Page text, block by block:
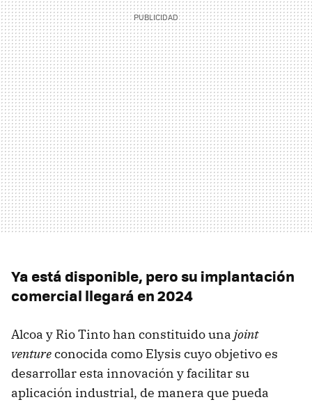
Ya está disponible, pero su implantación
comercial llegará en 2024
Alcoa y Rio Tinto han constituido una joint
ventureconocida como Elysis cuyo objetivo es
desarrollar esta innovación y facilitar su
aplicación industrial, de manera que pueda